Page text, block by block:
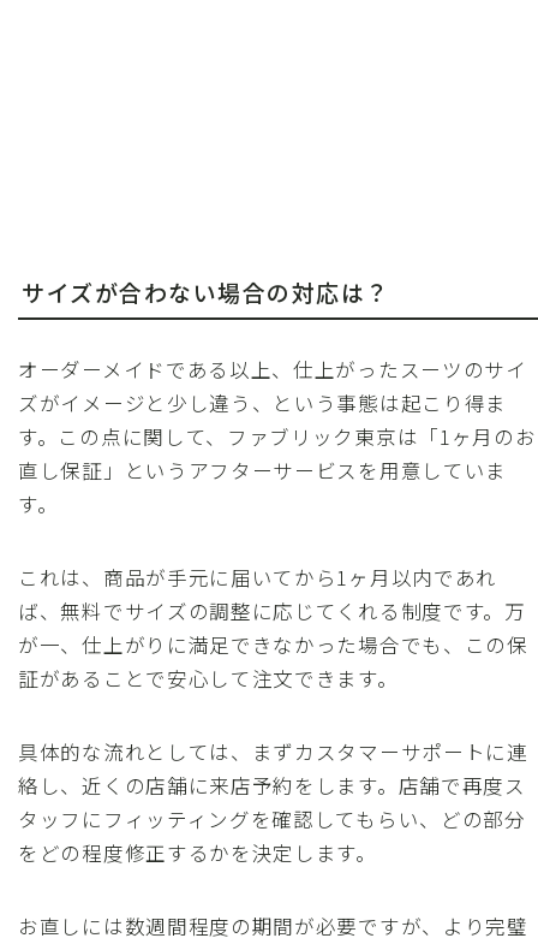
サイズが合わない場合の対応は？
オーダーメイドである以上、仕上がったスーツのサイ
ズがイメージと少し違う、という事態は起こり得ま
す。この点に関して、ファブリック東京は「1ヶ月のお
直し保証」というアフターサービスを用意していま
す。
これは、商品が手元に届いてから1ヶ月以内であれ
ば、無料でサイズの調整に応じてくれる制度です。万
が一、仕上がりに満足できなかった場合でも、この保
証があることで安心して注文できます。
具体的な流れとしては、まずカスタマーサポートに連
絡し、近くの店舗に来店予約をします。店舗で再度ス
タッフにフィッティングを確認してもらい、どの部分
をどの程度修正するかを決定します。
お直しには数週間程度の期間が必要ですが、より完璧